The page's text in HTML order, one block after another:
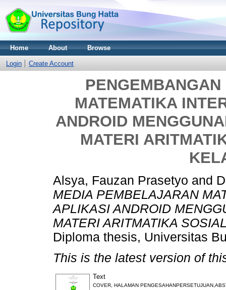
Home About Browse
Login Create Account
MATEMATIKA
ANDROID
MATERI
Alsya, Fauzan Prasetyo and
MEDIA PEMBELAJARAN
APLIKASI ANDROID
MATERI ARITMATIKA
Diploma thesis, Universitas
This is the latest version of
Text
COVER, HALAMAN